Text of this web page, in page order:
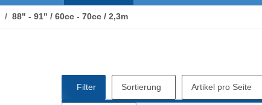
88" - 91" / 60cc - 70cc / 2,3m
Filter Sortierung Artikel pro Seite